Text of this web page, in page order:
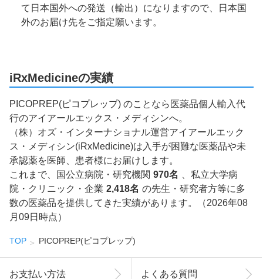
て日本国外への発送（輸出）になりますので、日本国
外のお届け先をご指定願います。
iRxMedicineの実績
PICOPREP(ピコプレップ) のことなら医薬品個人輸入代
行のアイアールエックス・メディシンへ。
（株）オズ・インターナショナル運営アイアールエック
ス・メディシン(iRxMedicine)は入手が困難な医薬品や未
承認薬を医師、患者様にお届けします。
これまで、国公立病院・研究機関 970名
、私立大学病
院・クリニック・企業 2,418名 の先生・研究者方等に多
数の医薬品を提供してきた実績があります。（2026年08
月09日時点）
TOP PICOPREP(ピコプレップ)
お支払い方法 よくある質問